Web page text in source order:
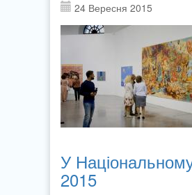
24 Вересня 2015
У
2015